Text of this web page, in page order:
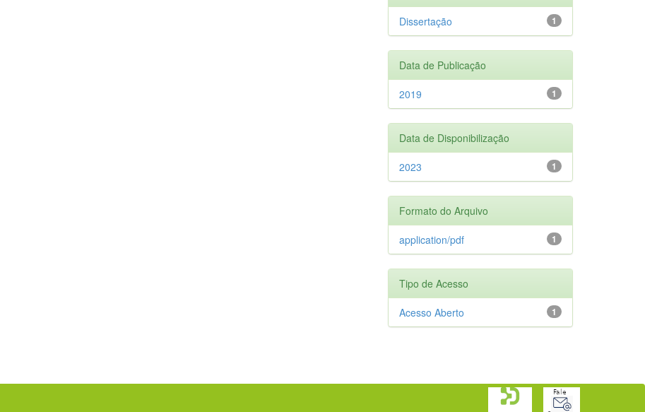
1
Dissertação
Data de Publicação
1
2019
Data de Disponibilização
1
2023
Formato do Arquivo
1
application/pdf
Tipo de Acesso
1
Acesso Aberto